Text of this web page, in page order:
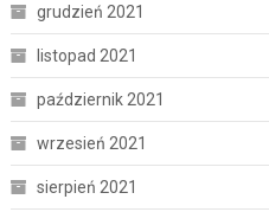
grudzień 2021
listopad 2021
październik 2021
wrzesień 2021
sierpień 2021